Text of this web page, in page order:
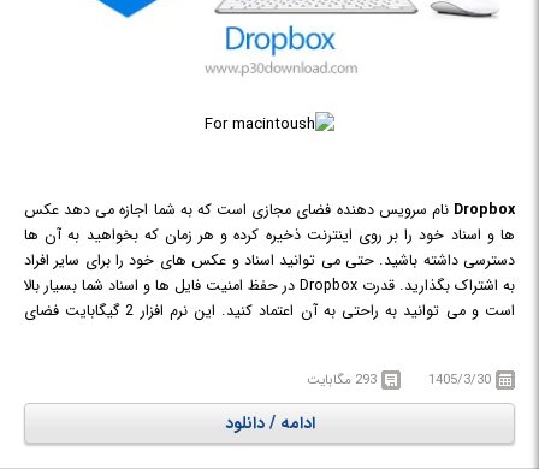
Dropbox نام سرویس دهنده فضای مجازی است که به شما اجازه می دهد عکس
ها و اسناد خود را بر روی اینترنت ذخیره کرده و هر زمان که بخواهید به آن ها
دسترسی داشته باشید. حتی می توانید اسناد و عکس های خود را برای سایر افراد
به اشتراک بگذارید. قدرت Dropbox در حفظ امنیت فایل ها و اسناد شما بسیار بالا
است و می توانید به راحتی به آن اعتماد کنید. این نرم افزار 2 گیگابایت فضای
1405/3/30 293 مگابایت
ادامه / دانلود